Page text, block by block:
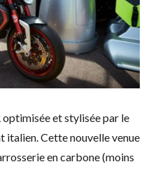
optimisée et stylisée par le
italien. Cette nouvelle venue
en carbone (moins